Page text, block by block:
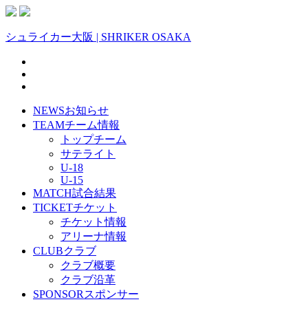
シュライカー大阪 | SHRIKER OSAKA
NEWSお知らせ
TEAMチーム情報
トップチーム
サテライト
U-18
U-15
MATCH試合結果
TICKETチケット
チケット情報
アリーナ情報
CLUBクラブ
クラブ概要
クラブ沿革
SPONSOR スポンサー